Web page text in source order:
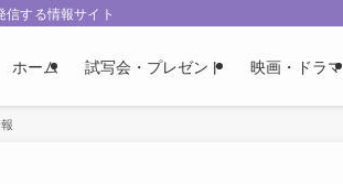
する情報サイト
ホーム 試写会・プレゼント 映画・ドラマ